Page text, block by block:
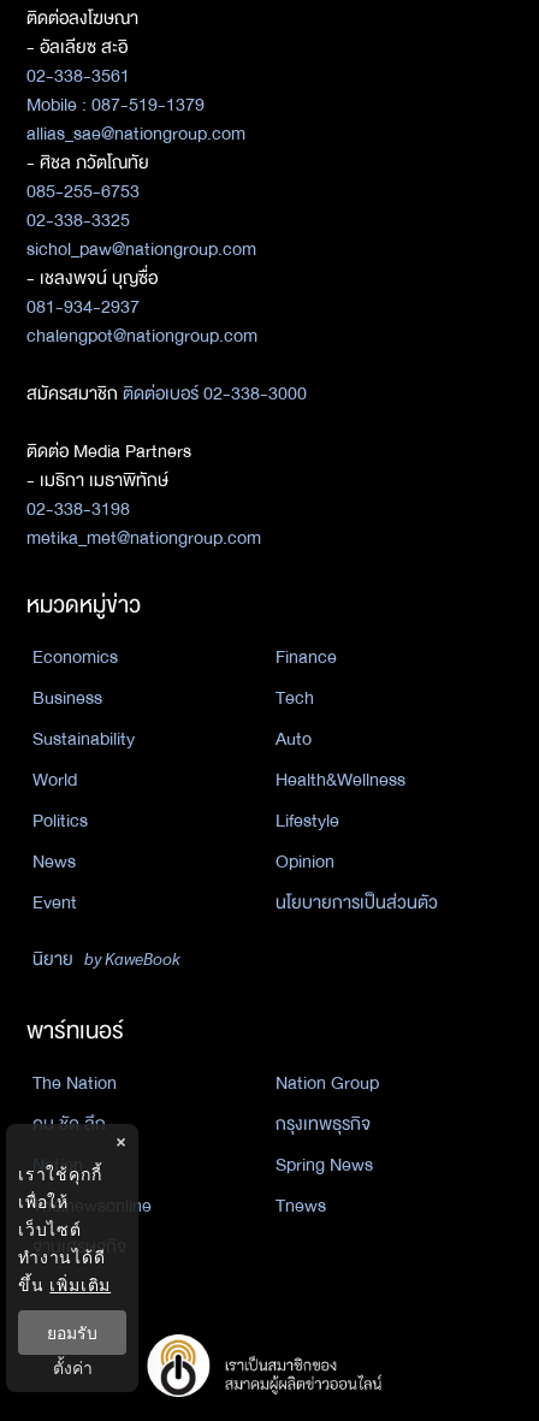
ติดต่อลงโฆษณา
- อัลเลียซ สะอิ
02-338-3561
Mobile : 087-519-1379
allias_sae@nationgroup.com
- ศิชล ภวัตโณทัย
085-255-6753
02-338-3325
sichol_paw@nationgroup.com
- เชลงพจน์ บุญซื่อ
081-934-2937
chalengpot@nationgroup.com
สมัครสมาชิกติดต่อเบอร์ 02-338-3000
ติดต่อ Media Partners
- เมธิกา เมธาพิทักษ์
02-338-3198
metika_met@nationgroup.com
หมวดหมู่ข่าว
Economics
Finance
Business
Tech
Sustainability
Auto
World
Health&Wellness
Politics
Lifestyle
News
Opinion
Event
นโยบายการเป็นส่วนตัว
นิยาย by KaweBook
พาร์ทเนอร์
The Nation
Nation Group
คม ชัด ลึก
กรุงเทพธุรกิจ
Nation
Spring News
Thainewsonline
Tnews
ฐานเศรษฐกิจ
×
เราใช้คุกกี้
เพื่อให้
เว็บไซต์
ทำงานได้ดี
ขึ้น เพิ่มเติม
ยอมรับ
ตั้งค่า